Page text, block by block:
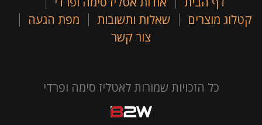
קטלוג מוצרים
שאלות ותשובות
מפת הגעה
צור קשר
כל הזכויות שמורות לאטליז סימה ופרדי
B